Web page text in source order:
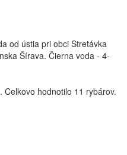
od ústia pri obci Stretávka
Šírava. Čierna voda - 4-
. Celkovo hodnotilo 11 rybárov.